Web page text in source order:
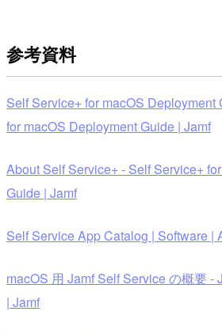
参考資料
Self Service+ for macOS Deployment
for macOS Deployment Guide | Jamf
About Self Service+ - Self Service+
Guide | Jamf
Self Service App Catalog | Software |
macOS 用 Jamf Self Service の概要 -
| Jamf